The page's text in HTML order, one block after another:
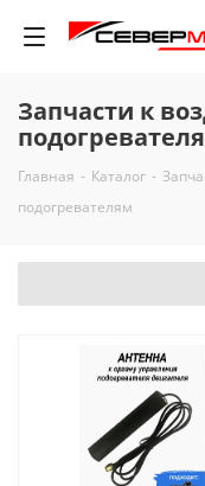
Запчасти к
Главная - Каталог -
подогревателям